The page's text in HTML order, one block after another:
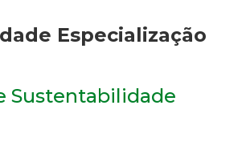
Especialização
Sustentabilidade